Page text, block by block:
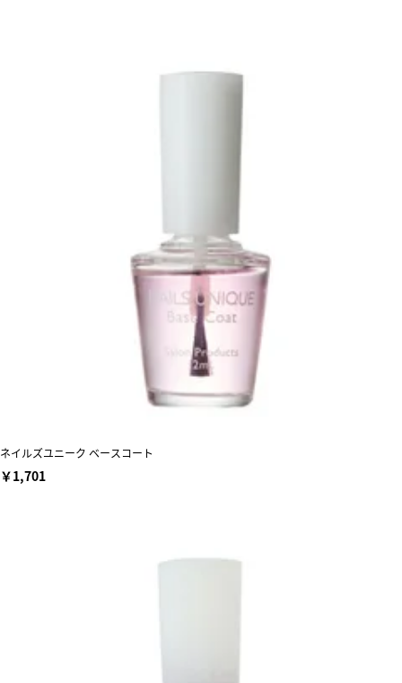
ネイルズユニーク ベースコート
￥1,701